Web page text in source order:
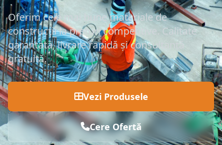
Oferim cele mai bune materiale de
construcții la prețuri competitive. Calitate
garantată, livrare rapidă și consultanță
gratuită.
Vezi Produsele
Cere Ofertă